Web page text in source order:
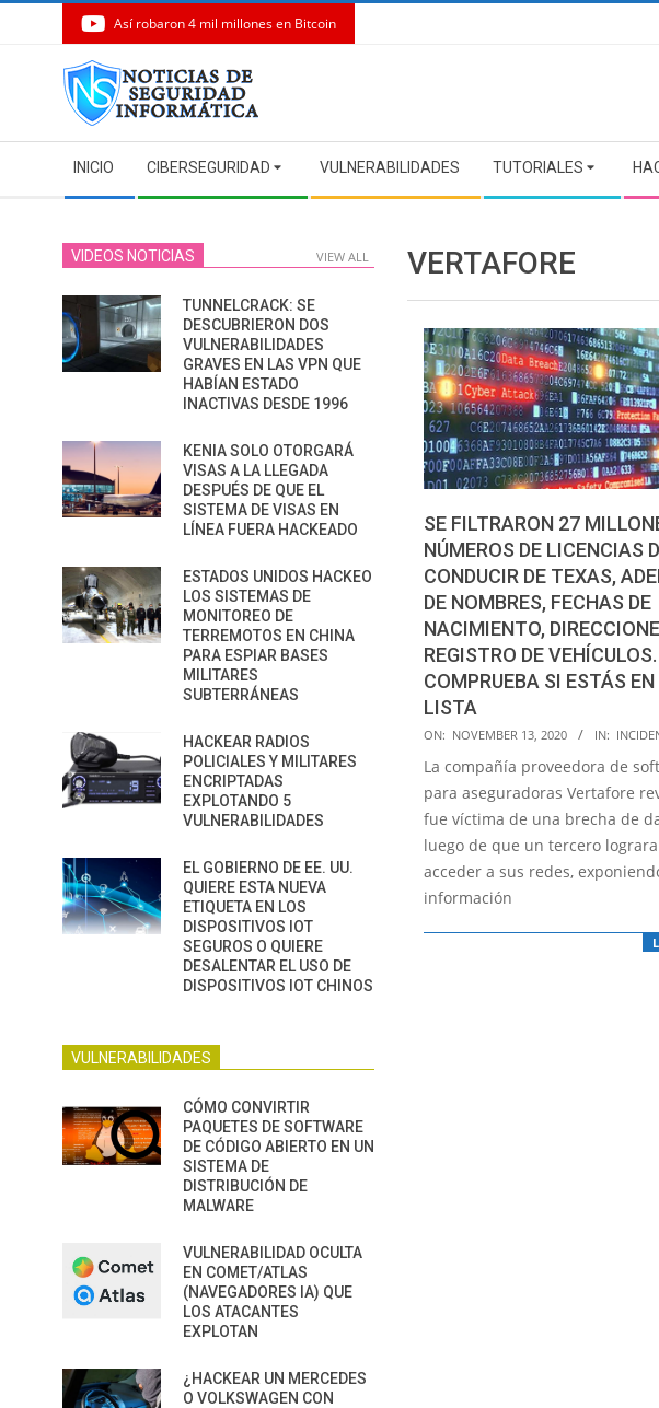
Así robaron 4 mil millones en Bitcoin
Navigation
Menu
INICIO CIBERSEGURIDAD VULNERABILIDADES TUTORIALES
VERTAFORE
SE FILTRARON 27
NÚMEROS DE LICENCIAS
CONDUCIR DE TEXAS,
DE NOMBRES, FECHAS DE
NACIMIENTO,
REGISTRO DE VEHÍCULOS.
COMPRUEBA SI ESTÁS
LISTA
2020-
11-
ON: NOVEMBER 13, 2020 IN:
La compañía proveedora de
para aseguradoras Vertafore
fue víctima de una brecha de
luego de que un tercero lograra
acceder a sus redes,
información
VIDEOS NOTICIAS VIEW ALL
TUNNELCRACK: SE
DESCUBRIERON DOS
VULNERABILIDADES
GRAVES EN LAS VPN QUE
HABÍAN ESTADO
INACTIVAS DESDE 1996
KENIA SOLO OTORGARÁ
VISAS A LA LLEGADA
DESPUÉS DE QUE EL
SISTEMA DE VISAS EN
LÍNEA FUERA HACKEADO
ESTADOS UNIDOS HACKEO
LOS SISTEMAS DE
MONITOREO DE
TERREMOTOS EN CHINA
PARA ESPIAR BASES
MILITARES
SUBTERRÁNEAS
HACKEAR RADIOS
POLICIALES Y MILITARES
ENCRIPTADAS
EXPLOTANDO 5
VULNERABILIDADES
EL GOBIERNO DE EE. UU.
QUIERE ESTA NUEVA
ETIQUETA EN LOS
DISPOSITIVOS IOT
SEGUROS O QUIERE
DESALENTAR EL USO DE
DISPOSITIVOS IOT CHINOS
VULNERABILIDADES
CÓMO CONVIRTIR
PAQUETES DE SOFTWARE
DE CÓDIGO ABIERTO EN UN
SISTEMA DE
DISTRIBUCIÓN DE
MALWARE
VULNERABILIDAD OCULTA
EN COMET/ATLAS
(NAVEGADORES IA) QUE
LOS ATACANTES
EXPLOTAN
¿HACKEAR UN MERCEDES
O VOLKSWAGEN CON